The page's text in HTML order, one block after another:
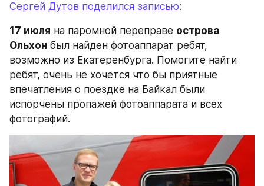
Сергей Дутов поделился записью:
17 июля на паромной переправе острова
Ольхон был найден фотоаппарат ребят,
возможно из Екатеренбурга. Помогите найти
ребят, очень не хочется что бы приятные
впечатления о поездке на Байкал были
испорчены пропажей фотоаппарата и всех
фотографий.